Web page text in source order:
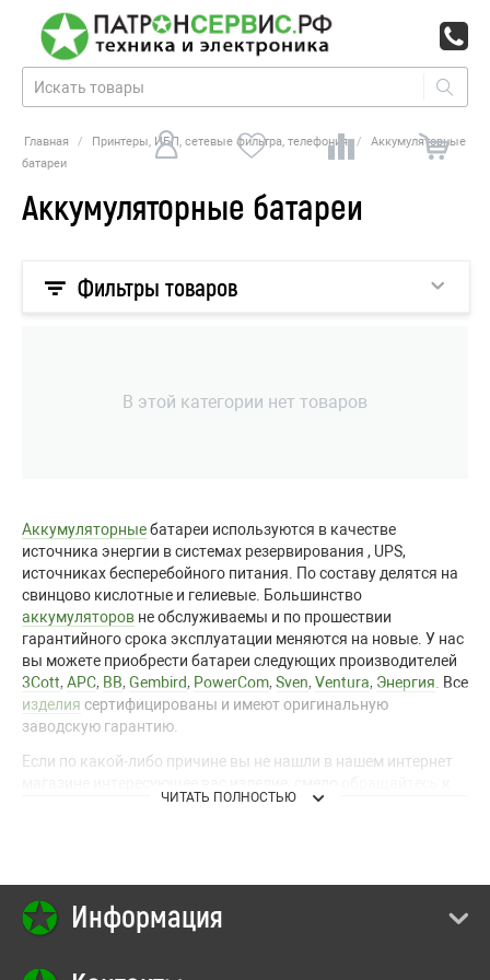
Главная / Принтеры, ИБП, сетевые фильтра, телефония /
Аккумуляторные
батареи
Аккумуляторные батареи
Фильтры товаров
В этой категории нет товаров
Аккумуляторныебатареи используются в качестве
источника энергии в системах резервирования , UPS,
источниках бесперебойного питания. По составу делятся на
свинцово кислотные и гелиевые. Большинство
аккумуляторов не обслуживаемы и по прошествии
гарантийного срока эксплуатации меняются на новые. У нас
вы можете приобрести батареи следующих производителей
3Cott, APC, BB, Gembird, PowerCom, Sven, Ventura, Энергия . Все
изделия сертифицированы и имеют оригинальную
заводскую гарантию.
Если по какой-либо причине вы не нашли в нашем интернет
нашим консультантам.Связатьсяс нами можно с помощью
ЧИТАТЬ ПОЛНОСТЬЮ
Информация